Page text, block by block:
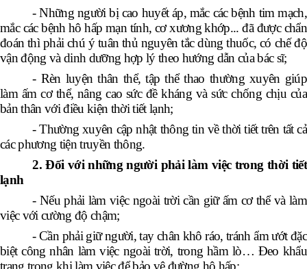
- Những người bị cao huyết áp, mắc các bệnh tim mạch,
mắc các bệnh hô hấp mạn tính, cơ xương khớp... đã được chẩn
đoán thì phải chú ý tuân thủ nguyên tắc dùng thuốc, có chế độ
vận động và dinh dưỡng hợp lý theo hướng dẫn của bác sĩ;
- Rèn luyện thân thể, tập thể thao thường xuyên giúp
làm ấm cơ thể, nâng cao sức đề kháng và sức chống chịu của
bản thân với điều kiện thời tiết lạnh;
- Thường xuyên cập nhật thông tin về thời tiết trên tất cả
các phương tiện truyền thông.
2. Đối với những người phải làm việc trong thời tiết
lạnh
- Nếu phải làm việc ngoài trời cần giữ ấm cơ thể và làm
việc với cường độ chậm;
- Cần phải giữ người, tay chân khô ráo, tránh ẩm ướt đặc
biệt công nhân làm việc ngoài trời, trong hầm lò… Đeo khẩu
trang trong khi làm việc để bảo vệ đường hô hấp;